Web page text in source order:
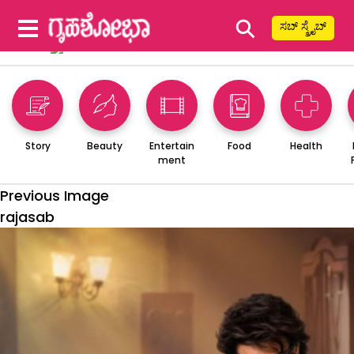
⚲ ಸಬ್ ಸ್ಕ್ರೈಬ್
Story Beauty
Entertain
ment
Food Health
Previous Image
rajasab